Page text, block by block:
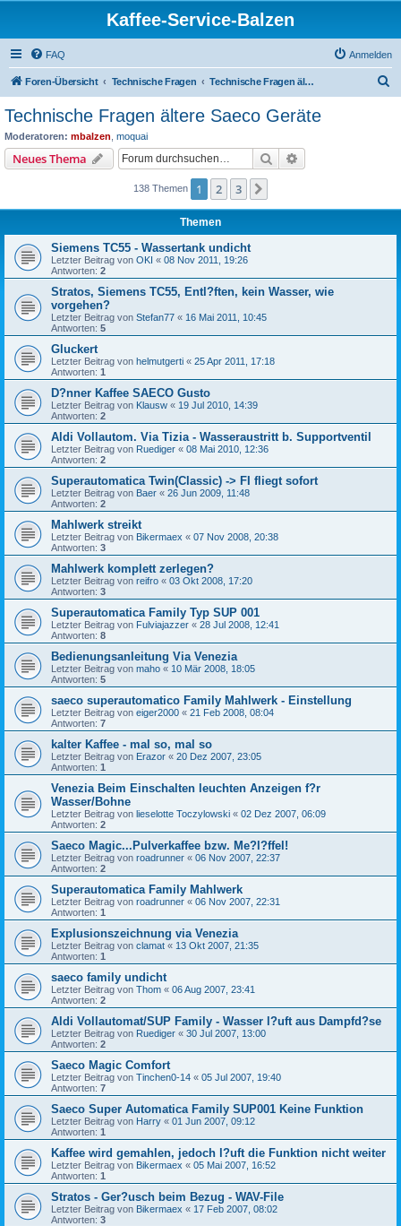
Kaffee-Service-Balzen
FAQ Anmelden
Foren-Übersicht Technische Fragen Technische Fragen ältere Saeco Geräte
Technische Fragen ältere Saeco Geräte
Moderatoren: mbalzen moquai
Neues Thema Suche
138 Themen 1 2 3
Themen
Siemens TC55 - Wassertank undicht
Letzter Beitrag von OKI « 08 Nov 2011, 19:26
Antworten: 2
Stratos, Siemens TC55, Entl?ften, kein Wasser, wie
vorgehen?
Letzter Beitrag von Stefan77 « 16 Mai 2011, 10:45
Antworten: 5
Gluckert
Letzter Beitrag von helmutgerti « 25 Apr 2011, 17:18
Antworten: 1
D?nner Kaffee SAECO Gusto
Letzter Beitrag von Klausw « 19 Jul 2010, 14:39
Antworten: 2
Aldi Vollautom. Via Tizia - Wasseraustritt b. Supportventil
Letzter Beitrag von Ruediger « 08 Mai 2010, 12:36
Antworten: 2
Superautomatica Twin(Classic) -> FI fliegt sofort
Letzter Beitrag von Baer « 26 Jun 2009, 11:48
Antworten: 2
Mahlwerk streikt
Letzter Beitrag von Bikermaex « 07 Nov 2008, 20:38
Antworten: 3
Mahlwerk komplett zerlegen?
Letzter Beitrag von reifro « 03 Okt 2008, 17:20
Antworten: 3
Superautomatica Family Typ SUP 001
Letzter Beitrag von Fulviajazzer « 28 Jul 2008, 12:41
Antworten: 8
Bedienungsanleitung Via Venezia
Letzter Beitrag von maho « 10 Mär 2008, 18:05
Antworten: 5
saeco superautomatico Family Mahlwerk - Einstellung
Letzter Beitrag von eiger2000 « 21 Feb 2008, 08:04
Antworten: 7
kalter Kaffee - mal so, mal so
Letzter Beitrag von Erazor « 20 Dez 2007, 23:05
Antworten: 1
Venezia Beim Einschalten leuchten Anzeigen f?r
Wasser/Bohne
Letzter Beitrag von lieselotte Toczylowski « 02 Dez 2007, 06:09
Antworten: 2
Saeco Magic...Pulverkaffee bzw. Me?l?ffel!
Letzter Beitrag von roadrunner « 06 Nov 2007, 22:37
Antworten: 2
Superautomatica Family Mahlwerk
Letzter Beitrag von roadrunner « 06 Nov 2007, 22:31
Antworten: 1
Explusionszeichnung via Venezia
Letzter Beitrag von clamat « 13 Okt 2007, 21:35
Antworten: 1
saeco family undicht
Letzter Beitrag von Thom « 06 Aug 2007, 23:41
Antworten: 2
Aldi Vollautomat/SUP Family - Wasser l?uft aus Dampfd?se
Letzter Beitrag von Ruediger « 30 Jul 2007, 13:00
Antworten: 2
Saeco Magic Comfort
Letzter Beitrag von Tinchen0-14 « 05 Jul 2007, 19:40
Antworten: 7
Saeco Super Automatica Family SUP001 Keine Funktion
Letzter Beitrag von Harry « 01 Jun 2007, 09:12
Antworten: 1
Kaffee wird gemahlen, jedoch l?uft die Funktion nicht weiter
Letzter Beitrag von Bikermaex « 05 Mai 2007, 16:52
Antworten: 1
Stratos - Ger?usch beim Bezug - WAV-File
Letzter Beitrag von Bikermaex « 17 Feb 2007, 08:02
Antworten: 3